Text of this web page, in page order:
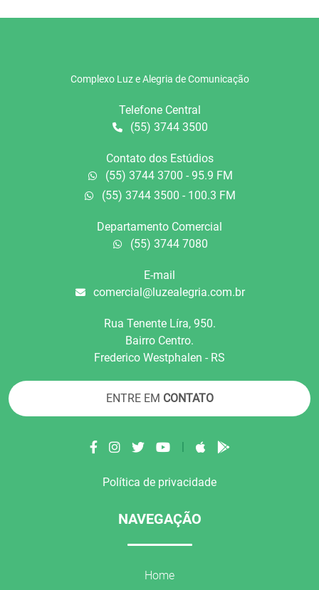
Complexo Luz e Alegria de Comunicação
Telefone Central
(55) 3744 3500
Contato dos Estúdios
(55) 3744 3700 - 95.9 FM
(55) 3744 3500 - 100.3 FM
Departamento Comercial
(55) 3744 7080
E-mail
comercial@luzealegria.com.br
Rua Tenente Líra, 950.
Bairro Centro.
Frederico Westphalen - RS
ENTRE EM CONTATO
Política de privacidade
NAVEGAÇÃO
Home